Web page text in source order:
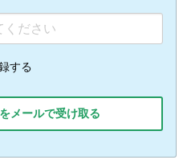
する
メールで受け取る